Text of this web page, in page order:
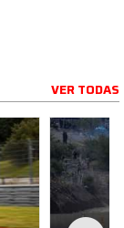
VER TODAS